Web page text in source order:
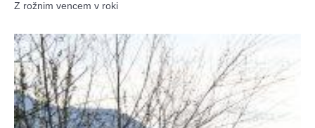
Z rožnim vencem v roki